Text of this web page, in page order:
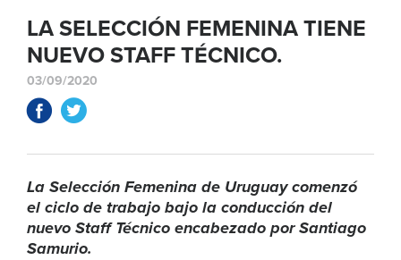
LA SELECCIÓN FEMENINA TIENE
NUEVO STAFF TÉCNICO.
03/09/2020
La Selección Femenina de Uruguay comenzó
el ciclo de trabajo bajo la conducción del
nuevo Staff Técnico encabezado por Santiago
Samurio.